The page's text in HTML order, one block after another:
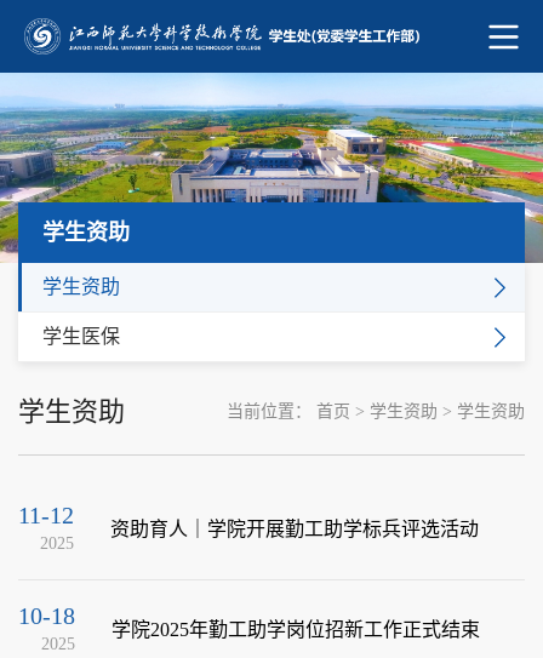
学生资助
学生资助
学生医保
学生资助 当前位置： 首页 > 学生资助 > 学生资助
11-12
2025
资助育人｜学院开展勤工助学标兵评选活动
10-18
2025
学院2025年勤工助学岗位招新工作正式结束